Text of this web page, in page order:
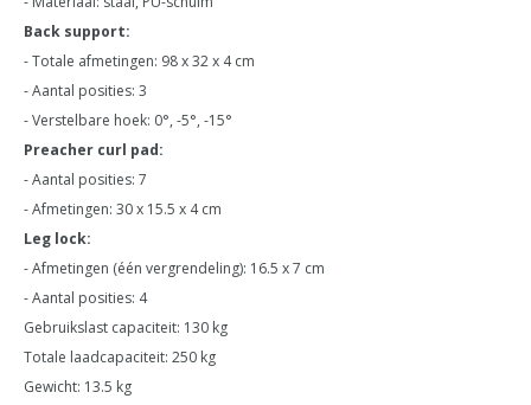
Back support:
- Totale afmetingen: 98 x 32 x 4 cm
- Aantal posities: 3
- Verstelbare hoek: 0°, -5°, -15°
Preacher curl pad:
- Aantal posities: 7
- Afmetingen: 30 x 15.5 x 4 cm
Leg lock:
- Afmetingen (één vergrendeling): 16.5 x 7 cm
- Aantal posities: 4
Gebruikslast capaciteit: 130 kg
Totale laadcapaciteit: 250 kg
Gewicht: 13.5 kg